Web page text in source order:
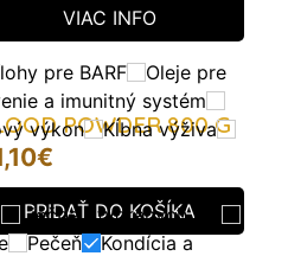
pre BARF
Oleje pre
a imunitný systém
výkon
Kĺbna výživa
Liečba otvorených rán
Pečeň
Kondícia a
VIAC INFO
POWDER 800 G
€
PRIDAŤ DO KOŠÍKA